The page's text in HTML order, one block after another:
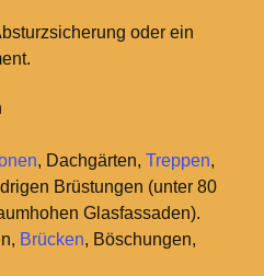
oder ein
, Dachgärten, Treppen,
Brüstungen (unter 80
Glasfassaden).
Brücken, Böschungen,